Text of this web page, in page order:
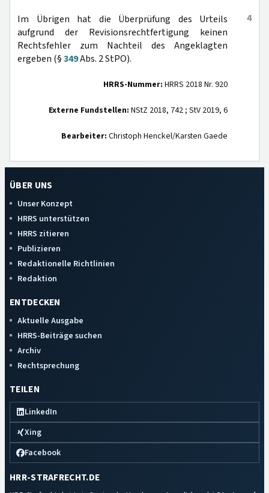
4
Im Übrigen hat die Überprüfung des Urteils
aufgrund der Revisionsrechtfertigung keinen
Rechtsfehler zum Nachteil des Angeklagten
ergeben (§349Abs. 2 StPO).
HRRS-Nummer: HRRS 2018 Nr. 920
Externe Fundstellen: NStZ 2018, 742 ; StV 2019, 6
Bearbeiter: Christoph Henckel/Karsten Gaede
ÜBER UNS
Unser Konzept
HRRS unterstützen
HRRS zitieren
Publizieren
Redaktionelle Richtlinien
Redaktion
ENTDECKEN
Aktuelle Ausgabe
HRRS-Beiträge suchen
Archiv
Rechtsprechung
TEILEN
LinkedIn
Xing
Facebook
HRR-STRAFRECHT.DE